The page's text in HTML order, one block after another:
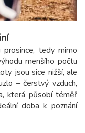
tedy mimo
menšího počtu
jsou sice nižší, ale
– čerstvý vzduch,
která působí téměř
doba k poznání